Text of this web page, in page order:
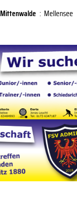
Mittenwalde : Mellensee